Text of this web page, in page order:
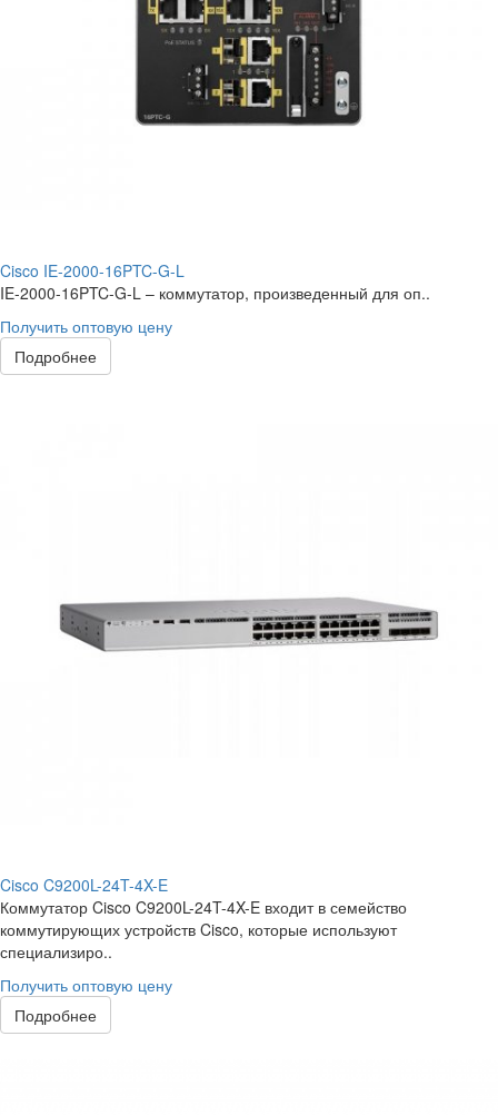
Cisco IE-2000-16PTC-G-L
IE-2000-16PTC-G-L – коммутатор, произведенный для оп..
Получить оптовую цену
Подробнее
Cisco C9200L-24T-4X-E
Коммутатор Cisco C9200L-24T-4X-E входит в семейство
коммутирующих устройств Cisco, которые используют
специализиро..
Получить оптовую цену
Подробнее